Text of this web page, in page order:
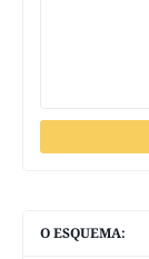
O ESQUEMA: